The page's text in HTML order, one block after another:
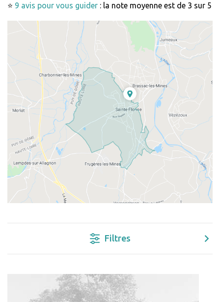
⭐ 9 avis pour vous guider : la note moyenne est de 3 sur 5
Filtres